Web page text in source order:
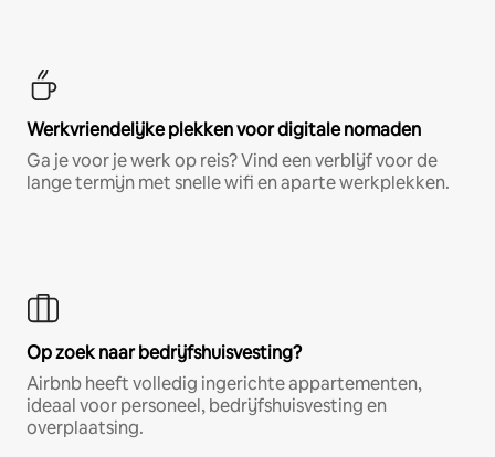
Werkvriendelijke plekken voor digitale nomaden
Ga je voor je werk op reis? Vind een verblijf voor de
lange termijn met snelle wifi en aparte werkplekken.
Op zoek naar bedrijfshuisvesting?
Airbnb heeft volledig ingerichte appartementen,
ideaal voor personeel, bedrijfshuisvesting en
overplaatsing.